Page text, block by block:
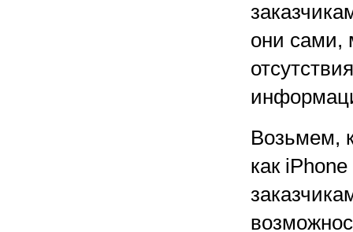
они сами,
Возьмем,
как